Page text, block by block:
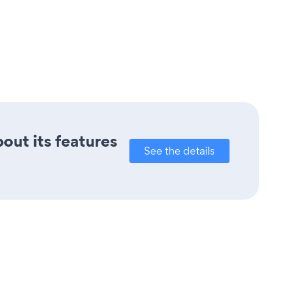
its features
See the details